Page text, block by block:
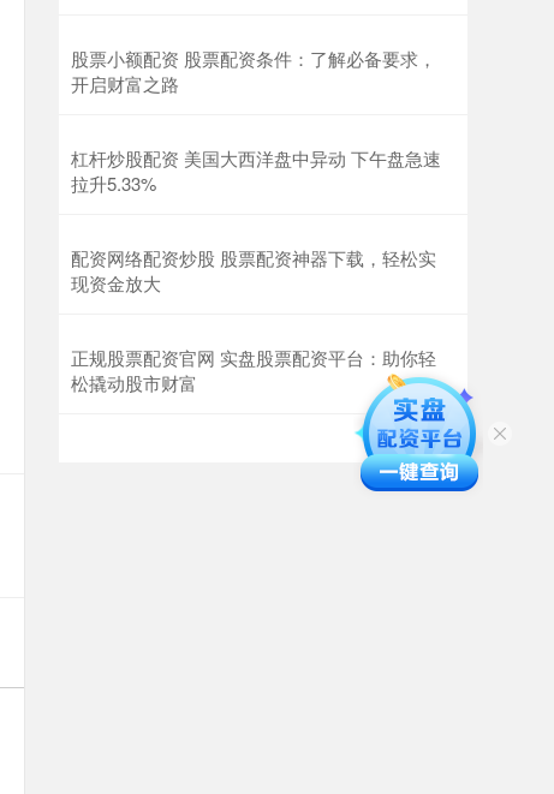
股票小额配资 股票配资条件：了解必备要求，
开启财富之路
杠杆炒股配资 美国大西洋盘中异动 下午盘急速
拉升5.33%
配资网络配资炒股 股票配资神器下载，轻松实
现资金放大
正规股票配资官网 实盘股票配资平台：助你轻
松撬动股市财富